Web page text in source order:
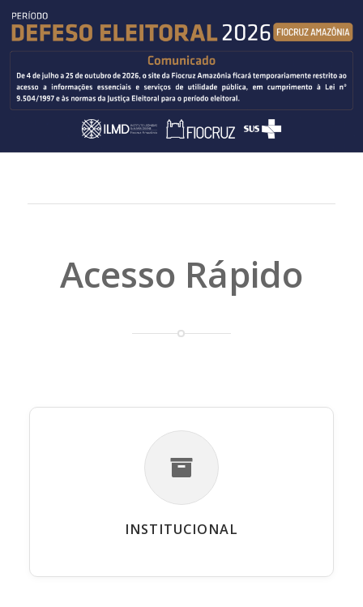
Acesso Rápido
INSTITUCIONAL